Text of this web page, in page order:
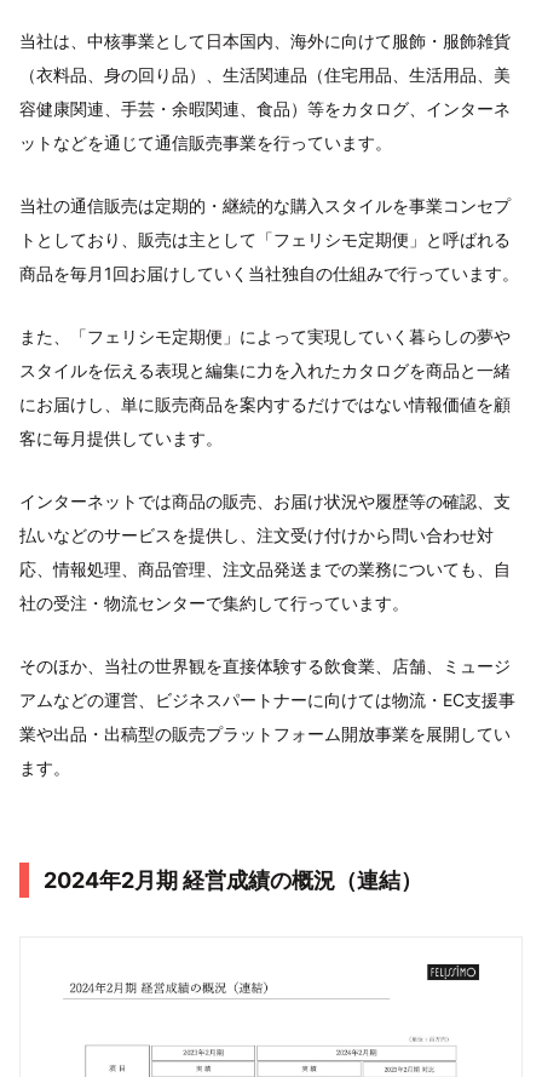
当社は、中核事業として日本国内、海外に向けて服飾・服飾雑貨
（衣料品、身の回り品）、生活関連品（住宅用品、生活用品、美
容健康関連、手芸・余暇関連、食品）等をカタログ、インターネ
ットなどを通じて通信販売事業を行っています。
当社の通信販売は定期的・継続的な購入スタイルを事業コンセプ
トとしており、販売は主として「フェリシモ定期便」と呼ばれる
商品を毎月1回お届けしていく当社独自の仕組みで行っています。
また、「フェリシモ定期便」によって実現していく暮らしの夢や
スタイルを伝える表現と編集に力を入れたカタログを商品と一緒
にお届けし、単に販売商品を案内するだけではない情報価値を顧
客に毎月提供しています。
インターネットでは商品の販売、お届け状況や履歴等の確認、支
払いなどのサービスを提供し、注文受け付けから問い合わせ対
応、情報処理、商品管理、注文品発送までの業務についても、自
社の受注・物流センターで集約して行っています。
そのほか、当社の世界観を直接体験する飲食業、店舗、ミュージ
アムなどの運営、ビジネスパートナーに向けては物流・EC支援事
業や出品・出稿型の販売プラットフォーム開放事業を展開してい
ます。
2024年2月期 経営成績の概況（連結）